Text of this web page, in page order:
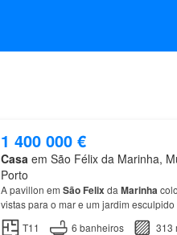
1 400 000 €
Casaem São Félix da Marinha,
Porto
A pavillon em São Felixda Marinha
vistas para o mar e um jardim
quartos articula o luxo intemporal com
T11 6 banheiros
313